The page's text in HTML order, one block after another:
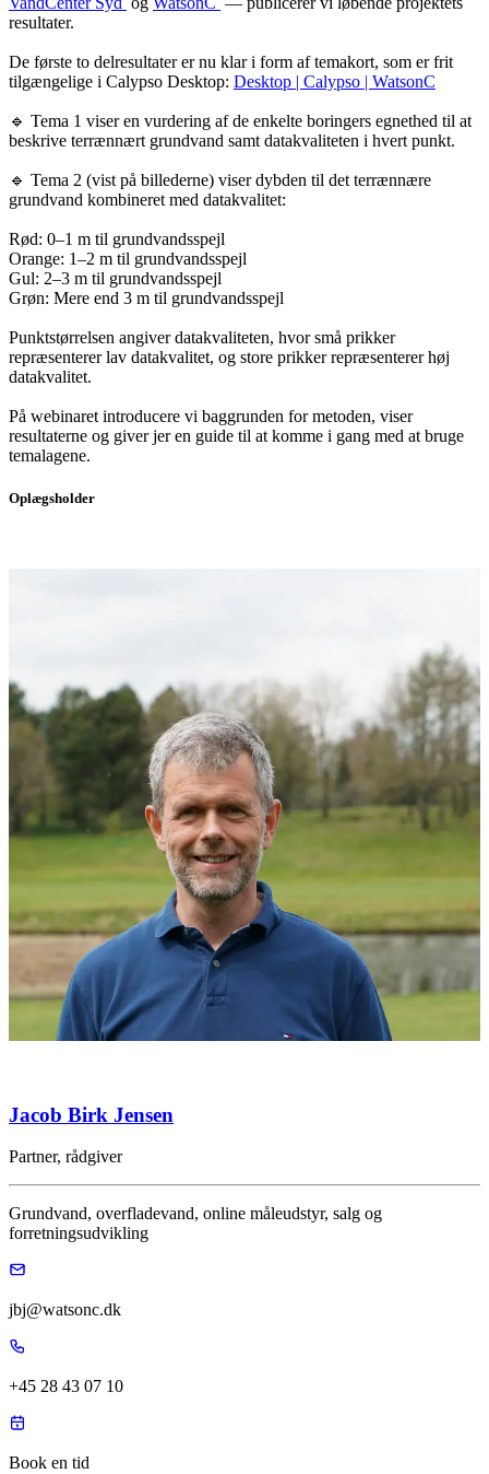
resultater.
De første to delresultater er nu klar i form af temakort, som er frit
tilgængelige i Calypso Desktop: Desktop | Calypso | WatsonC
🔹 Tema 1 viser en vurdering af de enkelte boringers egnethed til at
beskrive terrænnært grundvand samt datakvaliteten i hvert punkt.
🔹 Tema 2 (vist på billederne) viser dybden til det terrænnære
grundvand kombineret med datakvalitet:
Rød: 0–1 m til grundvandsspejl
Orange: 1–2 m til grundvandsspejl
Gul: 2–3 m til grundvandsspejl
Grøn: Mere end 3 m til grundvandsspejl
Punktstørrelsen angiver datakvaliteten, hvor små prikker
repræsenterer lav datakvalitet, og store prikker repræsenterer høj
datakvalitet.
På webinaret introducere vi baggrunden for metoden, viser
resultaterne og giver jer en guide til at komme i gang med at bruge
temalagene.
Oplægsholder
Jacob Birk Jensen
Partner, rådgiver
Grundvand, overfladevand, online måleudstyr, salg og
forretningsudvikling
jbj@watsonc.dk
+45 28 43 07 10
Book en tid